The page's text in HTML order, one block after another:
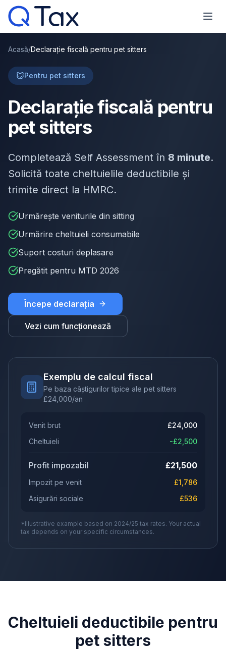
Acasă/Declarație fiscală pentru pet sitters
Pentru pet sitters
Declarație fiscală pentru
pet sitters
Completează Self Assessment în 8 minute.
Solicită toate cheltuielile deductibile și
trimite direct la HMRC.
Urmărește veniturile din sitting
Urmărire cheltuieli consumabile
Suport costuri deplasare
Pregătit pentru MTD 2026
Începe declarația
Vezi cum funcționează
Exemplu de calcul fiscal
Pe baza câștigurilor tipice ale pet sitters
£24,000/an
Venit brut £24,000
Cheltuieli
-£2,500
Profit impozabil £21,500
Impozit pe venit £1,786
Asigurări sociale
£536
*Illustrative example based on 2024/25 tax rates. Your actual
tax depends on your specific circumstances.
Cheltuieli deductibile pentru
pet sitters